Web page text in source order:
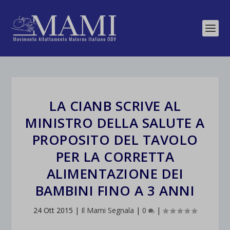
LA CIANB SCRIVE AL
MINISTRO DELLA SALUTE A
PROPOSITO DEL TAVOLO
PER LA CORRETTA
ALIMENTAZIONE DEI
BAMBINI FINO A 3 ANNI
24 Ott 2015 | Il Mami Segnala | 0 |